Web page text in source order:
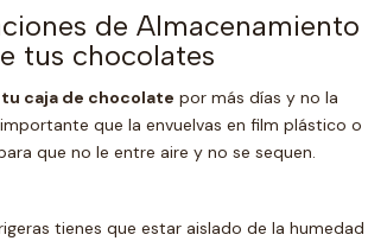
de Almacenamiento
tus chocolates
caja de chocolate por más días y no la
que la envuelvas en film plástico o
que no le entre aire y no se sequen.
tienes que estar aislado de la humedad